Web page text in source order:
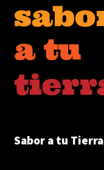
Sabor a tu Tierra